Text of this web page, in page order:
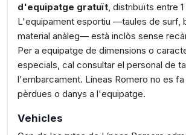
d'equipatge gratuït, distribuïts entre
L'equipament esportiu —taules de surf,
material anàleg— està inclòs sense
Per a equipatge de dimensions o
especials, cal consultar el personal de
l'embarcament. Líneas Romero no es
pèrdues o danys a l'equipatge.
Vehicles